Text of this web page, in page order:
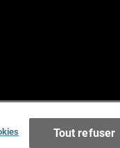
of Use >Tout refuser